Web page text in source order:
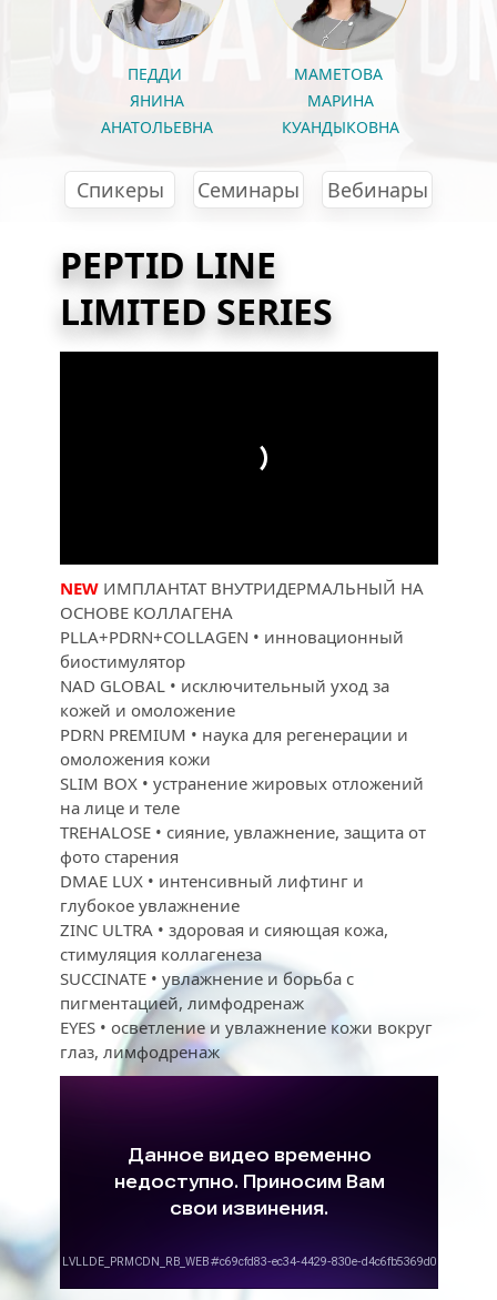
Семинары
Спикеры
ПЕДДИ
ЯНИНА
АНАТОЛЬЕВНА
МАМЕТОВА
МАРИНА
КУАНДЫКОВНА
Вебинары
PEPTID LINE
LIMITED SERIES
NEW ИМПЛАНТАТ ВНУТРИДЕРМАЛЬНЫЙ НА
ОСНОВЕ КОЛЛАГЕНА
PLLA+PDRN+COLLAGEN • инновационный
биостимулятор
NAD GLOBAL • исключительный уход за
кожей и омоложение
PDRN PREMIUM • наука для регенерации и
омоложения кожи
SLIM BOX • устранение жировых отложений
на лице и теле
TREHALOSE • сияние, увлажнение, защита от
фото старения
DMAE LUX • интенсивный лифтинг и
глубокое увлажнение
ZINC ULTRA • здоровая и сияющая кожа,
стимуляция коллагенеза
SUCCINATE • увлажнение и борьба с
пигментацией, лимфодренаж
EYES • осветление и увлажнение кожи вокруг
глаз, лимфодренаж